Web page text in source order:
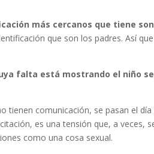
más cercanos que tiene
que son los padres. Así
falta está mostrando el niño
tienen comunicación, se pasan el
es una tensión que, a veces,
como una cosa sexual.